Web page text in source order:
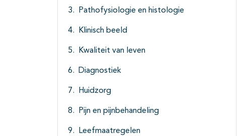
Pathofysiologie en histologie
Klinisch beeld
Kwaliteit van leven
Diagnostiek
Huidzorg
Pijn en pijnbehandeling
Leefmaatregelen